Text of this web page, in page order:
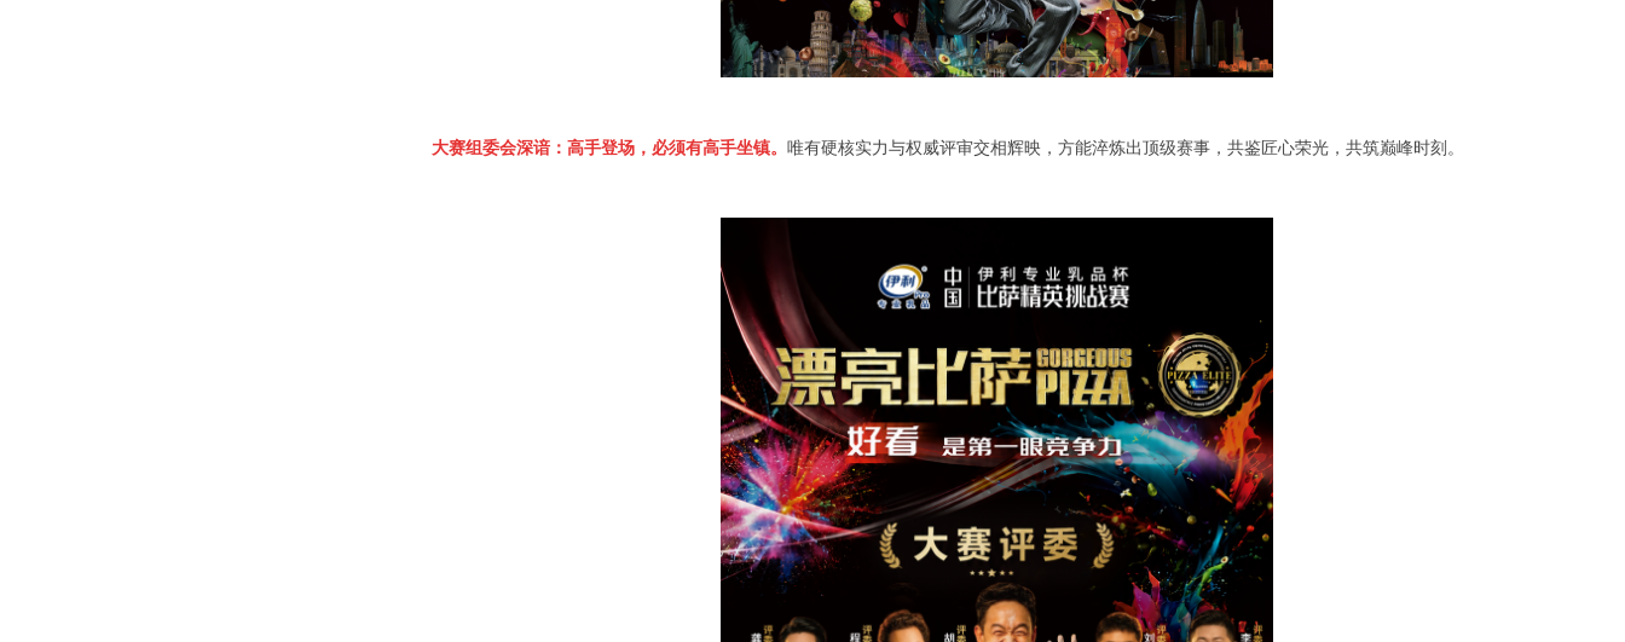
大赛组委会深谙：高手登场，必须有高手坐镇。 唯有硬核实力与权威评审交相辉映，方能淬炼出顶级赛事，共鉴匠心荣光，共筑巅峰时刻。